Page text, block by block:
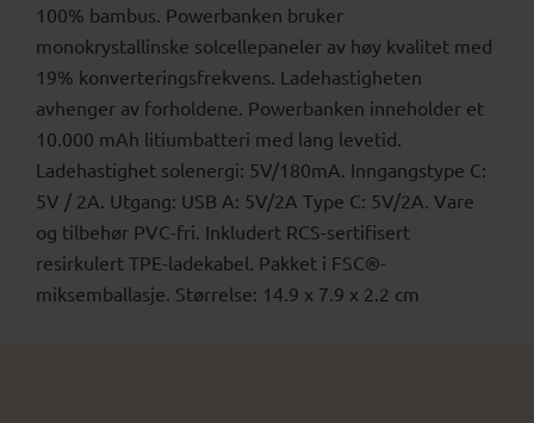
100% bambus. Powerbanken bruker
monokrystallinske solcellepaneler av høy kvalitet med
19% konverteringsfrekvens. Ladehastigheten
avhenger av forholdene. Powerbanken inneholder et
10.000 mAh litiumbatteri med lang levetid.
Ladehastighet solenergi: 5V/180mA. Inngangstype C:
5V / 2A. Utgang: USB A: 5V/2A Type C: 5V/2A. Vare
og tilbehør PVC-fri. Inkludert RCS-sertifisert
resirkulert TPE-ladekabel. Pakket i FSC®-
miksemballasje. Størrelse: 14.9 x 7.9 x 2.2 cm